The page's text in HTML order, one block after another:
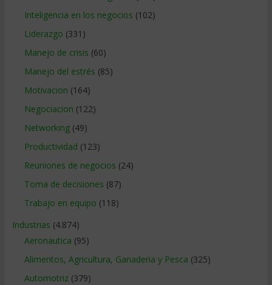
Inteligencia en los negocios (102)
Liderazgo (331)
Manejo de crisis (60)
Manejo del estrés (85)
Motivacion (164)
Negociacion (122)
Networking(49)
Productividad (123)
Reuniones de negocios (24)
Toma de decisiones (87)
Trabajo en equipo (118)
Industrias (4.874)
Aeronautica (95)
Alimentos, Agricultura, Ganaderia y Pesca (325)
Automotriz(379)